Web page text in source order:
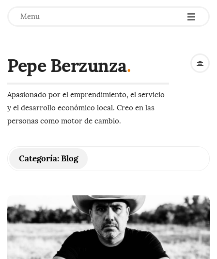
Menu -
-
-
Pepe Berzunza.
Apasionado por el emprendimiento, el servicio
y el desarrollo económico local. Creo en las
personas como motor de cambio.
Categoría:Blog